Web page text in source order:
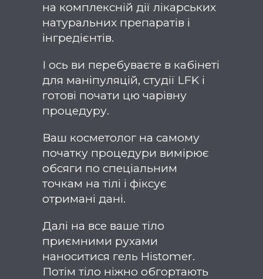
на комплексній дії лікарських
натуральних препаратів і
інгредієнтів.
І ось ви перебуваєте в кабінеті
для маніпуляцій, студії LFK і
готові почати цю чарівну
процедуру.
Ваш косметолог на самому
початку процедури вимірює
обсяги по спеціальним
точкам на тілі і фіксує
отримані дані.
Далі на все ваше тіло
приємними рухами
наноситися гель Histomer.
Потім тіло ніжно обгортають